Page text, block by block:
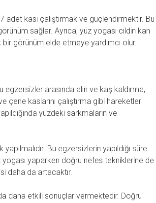
adet kası çalıştırmak ve güçlendirmektir. Bu
sağlar. Ayrıca, yüz yogası cildin kan
bir görünüm elde etmeye yardımcı olur.
arasında alın ve kaş kaldırma,
kaslarını çalıştırma gibi hareketler
yüzdeki sarkmaların ve
Bu egzersizlerin yapıldığı süre
yogası yaparken doğru nefes tekniklerine de
daha da artacaktır.
daha etkili sonuçlar vermektedir. Doğru